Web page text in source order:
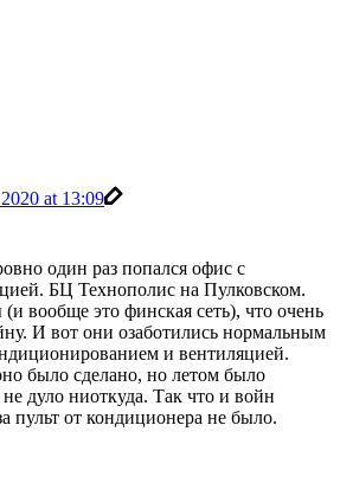
at 13:09
один раз попался офис с
БЦ Технополис на Пулковском.
вообще это финская сеть), что очень
И вот они озаботились нормальным
и вентиляцией.
было сделано, но летом было
дуло ниоткуда. Так что и войн
пульт от кондиционера не было.